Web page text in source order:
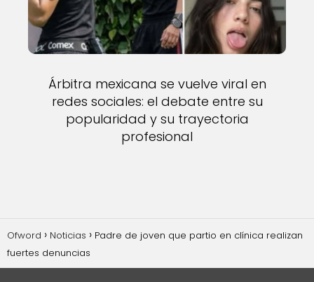
Árbitra mexicana se vuelve viral en
redes sociales: el debate entre su
popularidad y su trayectoria
profesional
Ofword Noticias
Padre de joven que partio en clínica realizan
fuertes denuncias